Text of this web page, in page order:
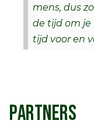
mens, dus
de tijd om je
tijd voor en
PARTNERS